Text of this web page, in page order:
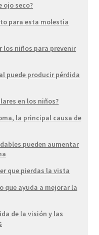
ojo seco?
para esta molestia
los niños para prevenir
puede producir pérdida
en los niños?
la principal causa de
pueden aumentar
que pierdas la vista
que ayuda a mejorar la
de la visión y las